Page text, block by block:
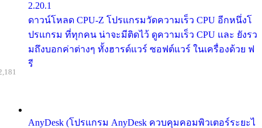
2.20.1
ดาวน์โหลด CPU-Z โปรแกรมวัดความเร็ว CPU อีกหนึ่งโ
ปรแกรม ที่ทุกคน น่าจะมีติดไว้ ดูความเร็ว CPU และ ยังรว
มถึงบอกค่าต่างๆ ทั้งฮารด์แวร์ ซอฟต์แวร์ ในเครื่องด้วย ฟ
รี
AnyDesk (โปรแกรม AnyDesk ควบคุมคอมพิวเตอร์ระยะไ